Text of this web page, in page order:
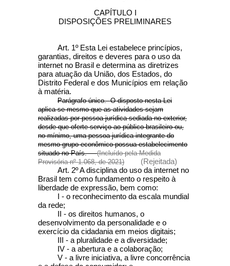
CAPÍTULO I
DISPOSIÇÕES PRELIMINARES
Art. 1º Esta Lei estabelece princípios,
garantias, direitos e deveres para o uso da
internet no Brasil e determina as diretrizes
para atuação da União, dos Estados, do
Distrito Federal e dos Municípios em relação
à matéria.
Parágrafo único. O disposto nesta Lei
aplica-se mesmo que as atividades sejam
realizadas por pessoa jurídica sediada no exterior,
desde que oferte serviço ao público brasileiro ou,
no mínimo, uma pessoa jurídica integrante do
mesmo grupo econômico possua estabelecimento
situado no País.(Incluído pela Medida
Provisória nº 1.068, de 2021)
(Rejeitada)
Art. 2º A disciplina do uso da internet no
Brasil tem como fundamento o respeito à
liberdade de expressão, bem como:
I - o reconhecimento da escala mundial
da rede;
II - os direitos humanos, o
desenvolvimento da personalidade e o
exercício da cidadania em meios digitais;
III - a pluralidade e a diversidade;
IV - a abertura e a colaboração;
V - a livre iniciativa, a livre concorrência